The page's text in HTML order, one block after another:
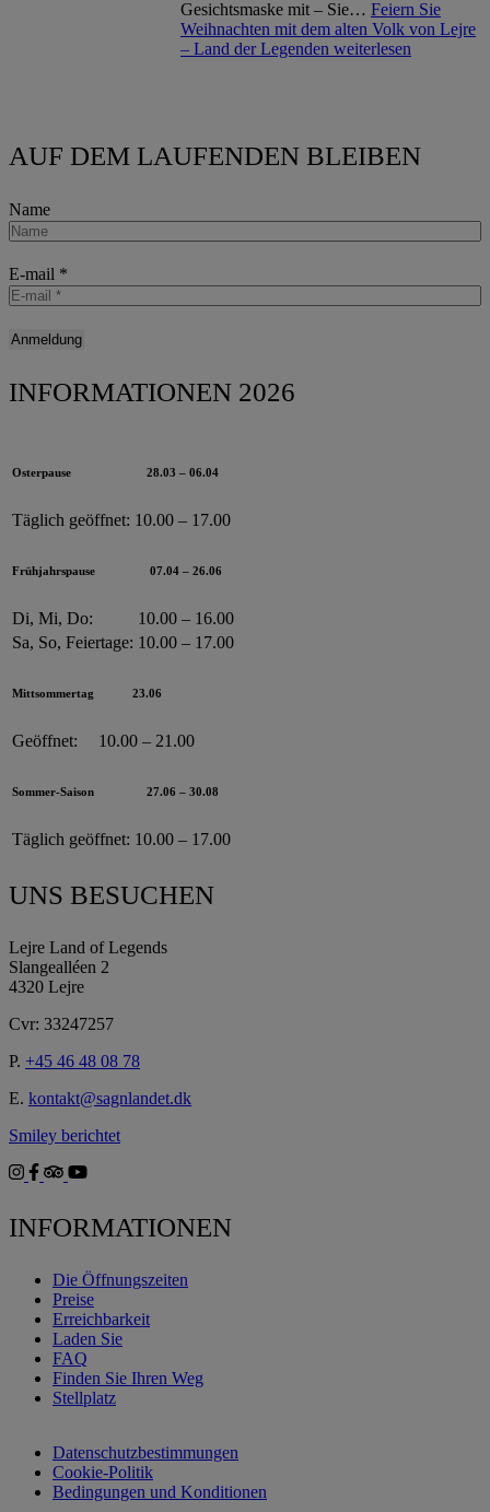
Gesichtsmaske mit – Sie… Feiern Sie
Weihnachten mit dem alten Volk von Lejre
– Land der Legenden weiterlesen
AUF DEM LAUFENDEN BLEIBEN
Name
E-mail *
INFORMATIONEN 2026
Osterpause 28.03 – 06.04
Täglich geöffnet: 10.00 – 17.00
Frühjahrspause 07.04 – 26.06
Di, Mi, Do:
10.00 – 16.00
Sa, So, Feiertage: 10.00 – 17.00
Mittsommertag 23.06
Geöffnet: 10.00 – 21.00
Sommer-Saison 27.06 – 30.08
Täglich geöffnet: 10.00 – 17.00
UNS BESUCHEN
Lejre Land of Legends
Slangealléen 2
4320 Lejre
Cvr: 33247257
P. +45 46 48 08 78
E. kontakt@sagnlandet.dk
Smiley berichtet
INFORMATIONEN
Die Öffnungszeiten
Preise
Erreichbarkeit
Laden Sie
FAQ
Finden Sie Ihren Weg
Stellplatz
Datenschutzbestimmungen
Cookie-Politik
Bedingungen und Konditionen